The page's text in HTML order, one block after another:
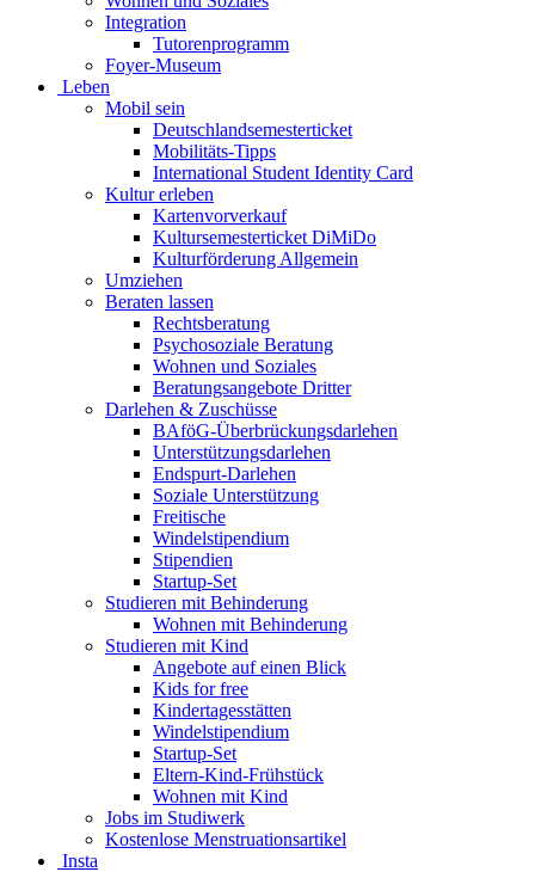
Integration
Tutorenprogramm
Foyer-Museum
Leben
Mobil sein
Deutschlandsemesterticket
Mobilitäts-Tipps
International Student Identity Card
Kultur erleben
Kartenvorverkauf
Kultursemesterticket DiMiDo
Kulturförderung Allgemein
Umziehen
Beraten lassen
Rechtsberatung
Psychosoziale Beratung
Wohnen und Soziales
Beratungsangebote Dritter
Darlehen & Zuschüsse
BAföG-Überbrückungsdarlehen
Unterstützungsdarlehen
Endspurt-Darlehen
Soziale Unterstützung
Freitische
Windelstipendium
Stipendien
Startup-Set
Studieren mit Behinderung
Wohnen mit Behinderung
Studieren mit Kind
Angebote auf einen Blick
Kids for free
Kindertagesstätten
Windelstipendium
Startup-Set
Eltern-Kind-Frühstück
Wohnen mit Kind
Jobs im Studiwerk
Kostenlose Menstruationsartikel
Insta